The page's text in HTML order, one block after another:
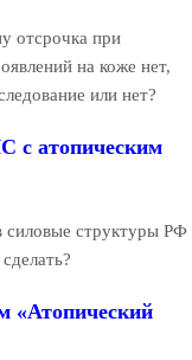
отсрочка при
на коже нет,
или нет?
с атопическим
силовые структуры РФ
«Атопический